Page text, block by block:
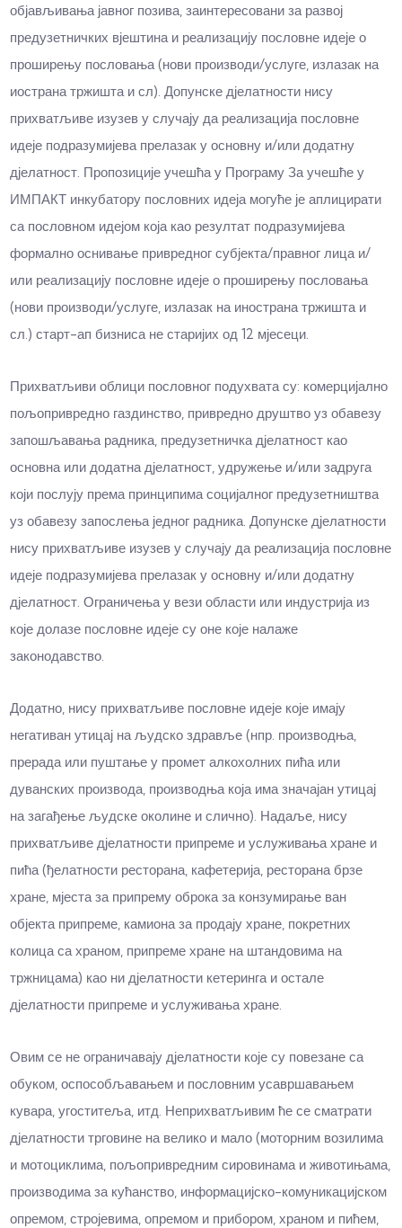
објављивања јавног позива, заинтересовани за развој
предузетничких вјештина и реализацију пословне идеје о
проширењу пословања (нови производи/услуге, излазак на
иострана тржишта и сл). Допунске д‌јелатности нису
прихватљиве изузев у случају да реализација пословне
идеје подразумијева прелазак у основну и/или додатну
д‌јелатност. Пропозиције учешћа у Програму За учешће у
ИМПАКТ инкубатору пословних идеја могуће је аплицирати
са пословном идејом која као резултат подразумијева
формално оснивање привредног субјекта/правног лица и/
или реализацију пословне идеје о проширењу пословања
(нови производи/услуге, излазак на инострана тржишта и
сл.) старт-ап бизниса не старијих од 12 мјесеци.
Прихватљиви облици пословног подухвата су: комерцијално
пољопривредно газдинство, привредно друштво уз обавезу
запошљавања радника, предузетничка д‌јелатност као
основна или додатна д‌јелатност, удружење и/или задруга
који послују према принципима социјалног предузетништва
уз обавезу запослења једног радника. Допунске д‌јелатности
нису прихватљиве изузев у случају да реализација пословне
идеје подразумијева прелазак у основну и/или додатну
д‌јелатност. Ограничења у вези области или индустрија из
које долазе пословне идеје су оне које налаже
законодавство.
Додатно, нису прихватљиве пословне идеје које имају
негативан утицај на људско здравље (нпр. производња,
прерада или пуштање у промет алкохолних пића или
дуванских производа, производња која има значајан утицај
на загађење људске околине и слично). Надаље, нису
прихватљиве д‌јелатности припреме и услуживања хране и
пића (ђелатности ресторана, кафетерија, ресторана брзе
хране, мјеста за припрему оброка за конзумирање ван
објекта припреме, камиона за продају хране, покретних
колица са храном, припреме хране на штандовима на
тржницама) као ни д‌јелатности кетеринга и остале
д‌јелатности припреме и услуживања хране.
Овим се не ограничавају д‌јелатности које су повезане са
обуком, оспособљавањем и пословним усавршавањем
кувара, угоститеља, итд. Неприхватљивим ће се сматрати
д‌јелатности трговине на велико и мало (моторним возилима
и мотоциклима, пољопривредним сировинама и животињама,
производима за кућанство, информацијско-комуникацијском
опремом, стројевима, опремом и прибором, храном и пићем,